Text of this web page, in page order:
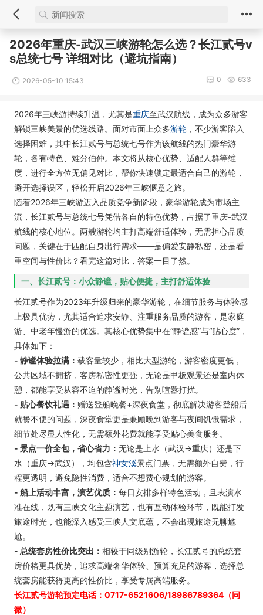
2026年重庆-武汉三峡游轮怎么选？长江贰号v
s总统七号 详细对比（避坑指南）
2026-05-10 15:43 633
0
2026年三峡游持续升温，尤其是重庆至武汉航线，成为众多游客
解锁三峡美景的优选线路。面对市面上众多游轮 ，不少游客陷入
选择困难，其中长江贰号与总统七号作为该航线的热门豪华游
轮，各有特色、难分伯仲。本文将从核心优势、适配人群等维
度，进行全方位无偏见对比，帮你快速锁定最适合自己的游轮，
避开选择误区，轻松开启2026年三峡惬意之旅。
随着2026年三峡游迈入品质竞争新阶段，豪华游轮成为市场主
流，长江贰号与总统七号凭借各自的特色优势，占据了重庆-武汉
航线的核心地位。两艘游轮均主打高端舒适体验，无需担心品质
问题，关键在于匹配自身出行需求——是偏爱安静私密，还是看
重空间与性价比？看完这篇对比，答案一目了然。
一、长江贰号：小众静谧，贴心便捷，主打舒适体验
长江贰号作为2023年升级归来的豪华游轮，在细节服务与体验感
上极具优势，尤其适合追求安静、注重服务品质的游客，是家庭
游、中老年慢游的优选。其核心优势集中在“静谧感”与“贴心度”，
具体如下：
- 静谧体验拉满： 载客量较少，相比大型游轮，游客密度更低，
公共区域不拥挤，客房私密性更强，无论是甲板观景还是室内休
憩，都能享受从容不迫的静谧时光，告别喧嚣打扰。
- 贴心餐饮礼遇： 赠送登船晚餐+深夜食堂，彻底解决游客登船后
就餐不便的问题，深夜食堂更是兼顾晚到游客与夜间饥饿需求，
细节处尽显人性化，无需额外花费就能享受贴心美食服务。
- 景点一价全包，省心省力： 无论是上水（武汉→重庆）还是下
水（重庆→武汉），均包含神女溪景点门票，无需额外自费，行
程更透明，避免隐性消费，适合不想费心规划的游客。
- 船上活动丰富，演艺优质： 每日安排多样特色活动，且表演水
准在线，既有三峡文化主题演艺，也有互动体验环节，既能打发
旅途时光，也能深入感受三峡人文底蕴，不会出现旅途无聊尴
尬。
- 总统套房性价比突出： 相较于同级别游轮，长江贰号的总统套
房价格更具优势，追求高端奢华体验、预算充足的游客，选择总
统套房能获得更高的性价比，享受专属高端服务。
长江贰号游轮预定电话：0717-6521606/18986789364 （同
微）